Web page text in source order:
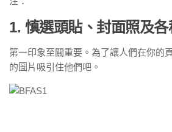
1. 慎選頭貼、封面照及各
第一印象至關重要。為了讓人們在你的
的圖片吸引住他們吧。